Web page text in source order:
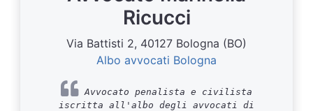
Ricucci
Via Battisti 2, 40127 Bologna (BO)
Albo avvocati Bologna
Avvocato penalista e civilista
iscritta all'albo degli avvocati di